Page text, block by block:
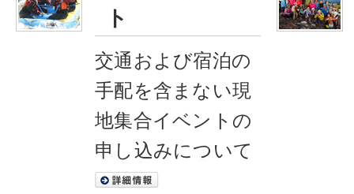
ト
交通および宿泊の
手配を含まない現
地集合イベントの
申し込みについて